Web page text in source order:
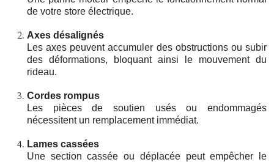
de votre store électrique.
Axes désalignés
Les axes peuvent accumuler des obstructions ou subir
des déformations, bloquant ainsi le mouvement du
rideau.
Cordes rompus
Les pièces de soutien usés ou endommagés
nécessitent un remplacement immédiat.
Lames cassées
Une section cassée ou déplacée peut empêcher le